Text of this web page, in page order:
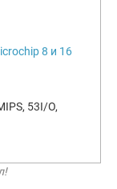
8 и 16
53I/O,